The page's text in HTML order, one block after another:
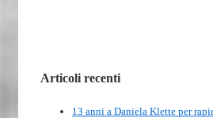
Articoli recenti
13 anni a Daniela Klette per